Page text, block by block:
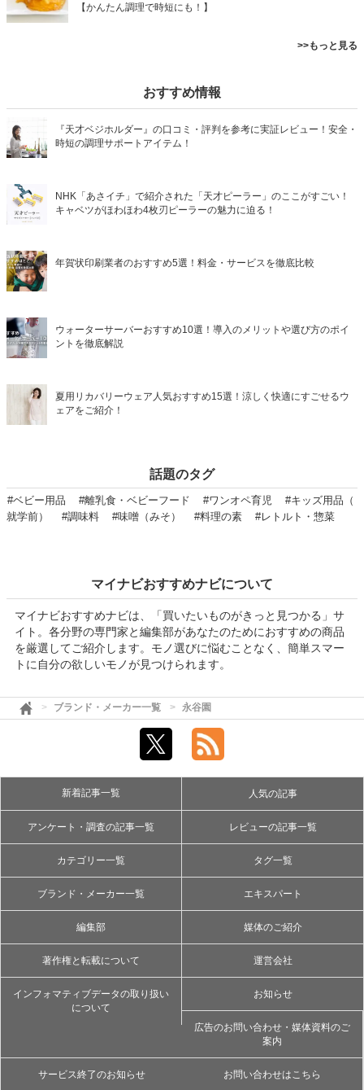
【かんたん調理で時短にも！】
>>もっと見る
おすすめ情報
『天才ベジホルダー』の口コミ・評判を参考に実証レビュー！安全・
時短の調理サポートアイテム！
NHK「あさイチ」で紹介された「天才ピーラー」のここがすごい！
キャベツがほわほわ4枚刃ピーラーの魅力に迫る！
年賀状印刷業者のおすすめ5選！料金・サービスを徹底比較
ウォーターサーバーおすすめ10選！導入のメリットや選び方のポイ
ントを徹底解説
夏用リカバリーウェア人気おすすめ15選！涼しく快適にすごせるウ
ェアをご紹介！
話題のタグ
#ベビー用品 #離乳食・ベビーフード #ワンオペ育児
#キッズ用品（
就学前）
#調味料 #味噌（みそ） #料理の素 #レトルト・惣菜
マイナビおすすめナビについて
マイナビおすすめナビは、「買いたいものがきっと見つかる」サ
イト。各分野の専門家と編集部があなたのためにおすすめの商品
を厳選してご紹介します。モノ選びに悩むことなく、簡単スマー
トに自分の欲しいモノが見つけられます。
ブランド・メーカー一覧 永谷園
新着記事一覧 人気の記事
アンケート・調査の記事一覧 レビューの記事一覧
カテゴリー一覧 タグ一覧
ブランド・メーカー一覧 エキスパート
編集部 媒体のご紹介
著作権と転載について 運営会社
インフォマティブデータの取り扱い
について
お知らせ
広告のお問い合わせ・媒体資料のご
案内
サービス終了のお知らせ お問い合わせはこちら